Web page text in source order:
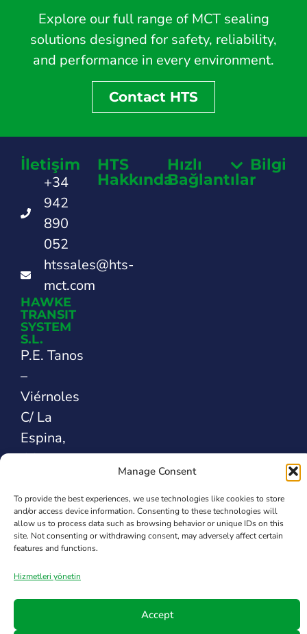
Manage Consent
To provide the best experiences, we use technologies like cookies to store
and/or access device information. Consenting to these technologies will
allow us to process data such as browsing behavior or unique IDs on this
site. Not consenting or withdrawing consent, may adversely affect certain
features and functions.
Hizmetleri yönetin
Accept
Explore our full range of MCT sealing
solutions designed for safety, reliability,
and performance in every environment.
Contact HTS
İletişim
+34
942
890
052
htssales@hts-
mct.com
HAWKE
TRANSIT
SYSTEM
S.L.
P.E. Tanos
–
Viérnoles
C/ La
Espina,
44
Santander
İSPANYA
HTS
Hakkında
Hızlı
Bağlantılar
Bilgi